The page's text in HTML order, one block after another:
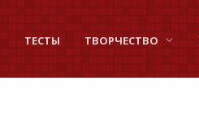
ТЕСТЫ ТВОРЧЕСТВО